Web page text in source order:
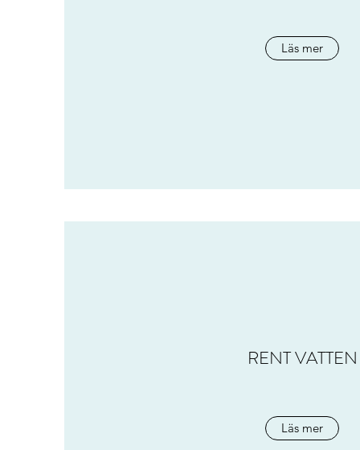
Läs mer
RENT VATTEN
Läs mer